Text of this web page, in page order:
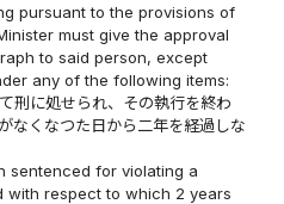
pursuant to the provisions of
must give the approval
to said person, except
any of the following items:
刑に処せられ、その執行を終わ
なくなつた日から二年を経過しな
sentenced for violating a
with respect to which 2 years